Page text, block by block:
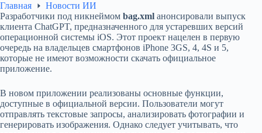
Главная
Новости ИИ
Разработчики под никнеймом bag.xml анонсировали выпуск
клиента ChatGPT, предназначенного для устаревших версий
операционной системы iOS. Этот проект нацелен в первую
очередь на владельцев смартфонов iPhone 3GS, 4, 4S и 5,
которые не имеют возможности скачать официальное
приложение.
В новом приложении реализованы основные функции,
доступные в официальной версии. Пользователи могут
отправлять текстовые запросы, анализировать фотографии и
генерировать изображения. Однако следует учитывать, что